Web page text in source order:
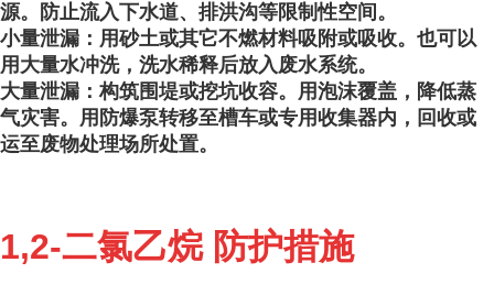
源。防止流入下水道、排洪沟等限制性空间。
小量泄漏：用砂土或其它不燃材料吸附或吸收。也可以
用大量水冲洗，洗水稀释后放入废水系统。
大量泄漏：构筑围堤或挖坑收容。用泡沫覆盖，降低蒸
气灾害。用防爆泵转移至槽车或专用收集器内，回收或
运至废物处理场所处置。
1,2-二氯乙烷 防护措施